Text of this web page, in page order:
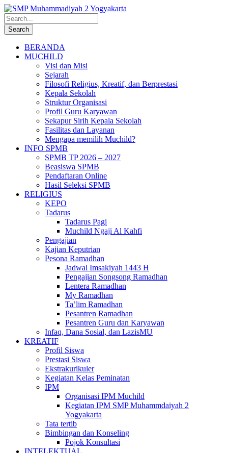
BERANDA
MUCHILD
Visi dan Misi
Sejarah
Filosofi Religius, Kreatif, dan Berprestasi
Kepala Sekolah
Struktur Organisasi
Profil Guru Karyawan
Sekapur Sirih Kepala Sekolah
Fasilitas dan Layanan
Mengapa memilih Muchild?
INFO SPMB
SPMB TP 2026 – 2027
Beasiswa SPMB
Pendaftaran Online
Hasil Seleksi SPMB
RELIGIUS
KEPO
Tadarus
Tadarus Pagi
Muchild Ngaji Al Kahfi
Pengajian
Kajian Keputrian
Pesona Ramadhan
Jadwal Imsakiyah 1443 H
Pengajian Songsong Ramadhan
Lentera Ramadhan
My Ramadhan
Ta’lim Ramadhan
Pesantren Ramadhan
Pesantren Guru dan Karyawan
Infaq, Dana Sosial, dan LazisMU
KREATIF
Profil Siswa
Prestasi Siswa
Ekstrakurikuler
Kegiatan Kelas Peminatan
IPM
Organisasi IPM Muchild
Kegiatan IPM SMP Muhammdaiyah 2
Yogyakarta
Tata tertib
Bimbingan dan Konseling
Pojok Konsultasi
INTELEKTUAL